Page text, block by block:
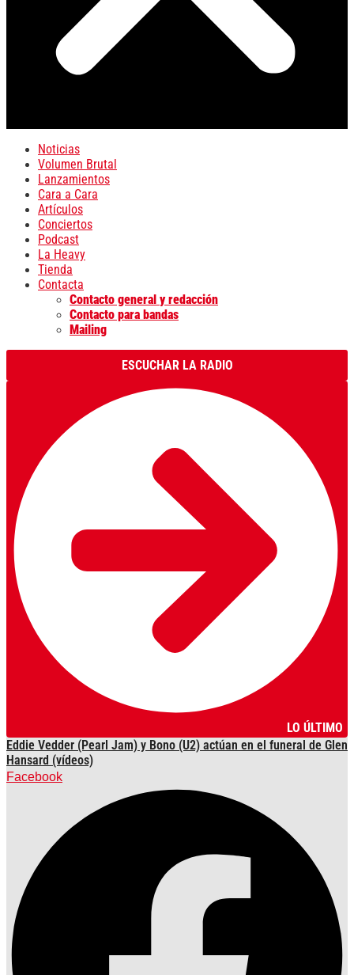
Noticias
Volumen Brutal
Lanzamientos
Cara a Cara
Artículos
Conciertos
Podcast
La Heavy
Tienda
Contacta
Contacto general y redacción
Contacto para bandas
Mailing
ESCUCHAR LA RADIO
LO ÚLTIMO
Eddie Vedder (Pearl Jam) y Bono (U2) actúan en el funeral de Glen
Hansard (vídeos)
Facebook